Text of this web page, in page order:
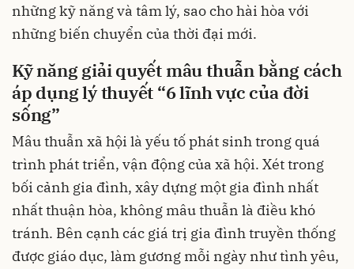
những kỹ năng và tâm lý, sao cho hài hòa với
những biến chuyển của thời đại mới.
Kỹ năng giải quyết mâu thuẫn bằng cách
áp dụng lý thuyết “6 lĩnh vực của đời
sống”
Mâu thuẫn xã hội là yếu tố phát sinh trong quá
trình phát triển, vận động của xã hội. Xét trong
bối cảnh gia đình, xây dựng một gia đình nhất
nhất thuận hòa, không mâu thuẫn là điều khó
tránh. Bên cạnh các giá trị gia đình truyền thống
được giáo dục, làm gương mỗi ngày như tình yêu,